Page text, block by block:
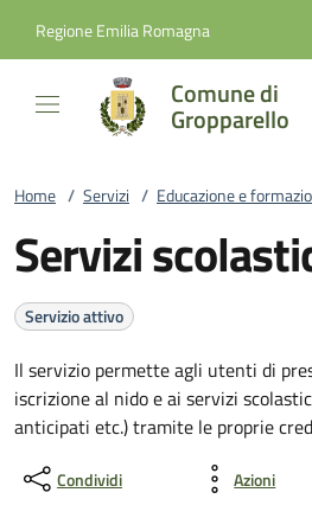
Regione Emilia Romagna
Comune di
Gropparello
Home / Servizi / Educazione e
Servizi
Servizio attivo
Il servizio permette agli utenti di
iscrizione al nido e ai servizi
anticipati etc.) tramite le proprie
Condividi Azioni